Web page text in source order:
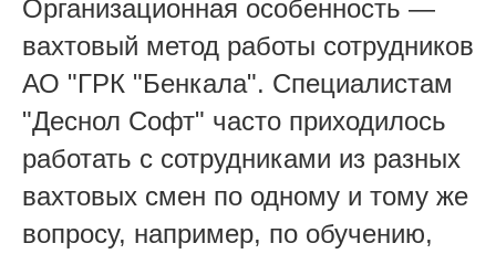
Организационная особенность —
вахтовый метод работы сотрудников
АО "ГРК "Бенкала". Специалистам
"Деснол Софт" часто приходилось
работать с сотрудниками из разных
вахтовых смен по одному и тому же
вопросу, например, по обучению,